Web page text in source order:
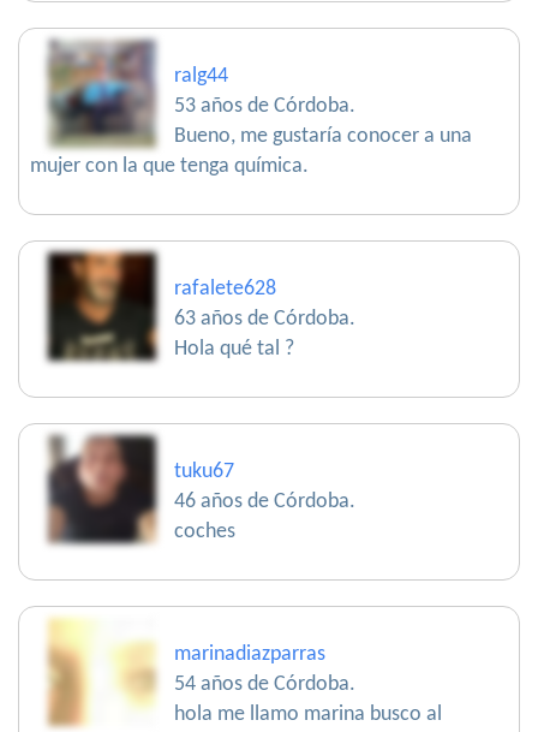
ralg44
53 años de Córdoba.
Bueno, me gustaría conocer a una
mujer con la que tenga química.
rafalete628
63 años de Córdoba.
Hola qué tal ?
tuku67
46 años de Córdoba.
coches
marinadiazparras
54 años de Córdoba.
hola me llamo marina busco al